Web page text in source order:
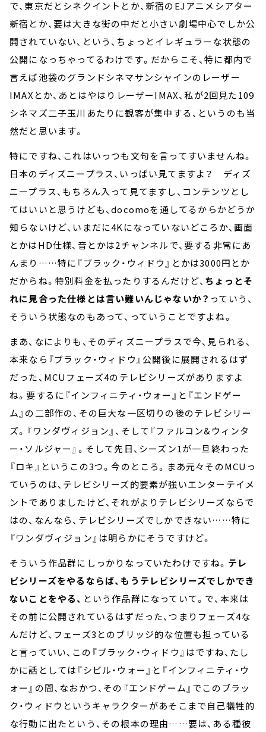
で、東京だとシネクイントとか、新宿のEJアニメシアター
新宿とか、要は大きな街の中だと小さい劇場中心でしか公
開されていない、という、ちょっとイレギュラーな状態の
公開になっちゃってるわけです。だからこそ、特に都内で
言えば池袋のグランドシネマサンシャインのレーザー
IMAXとか、あとはやはりレーザーIMAX、私が2回見た109
シネマズ二子玉川あたりに観客が集中する、というのも当
然だと思います。
特にですね、これはいっつも文句を言ってすいませんね。
日本のディズニープラス、いっぱい見てますよ？ ディズ
ニープラス、もちろん入って見てますし、コンテンツとし
てはいいと思うけども、docomoを通してるからかどうか
知らないけど、いまだに4Kになっていないどころか、画面
とかはHD仕様、音とかは2チャンネルで、要する非常にあ
んまり……特に『ブラック・ウィドウ』とかは3000円とか
だからね。特別料金を払ったりするんだけど、 ちょっとそ
れに見合った仕様とは言い難いんじゃないか？ っていう、
そういう状態なのもあって、っていうことですよね。
まあ、なによりも、そのディズニープラスで今、見られる、
本来なら『ブラック・ウィドウ』公開後に展開されるはず
だった、MCUフェーズ4のテレビシリーズがありますよ
ね。要するに『インフィニティ・ウォー』と『エンドゲー
ム』の二部作の、その巨大な一区切りの後のテレビシリー
ズ。『ワンダヴィジョン』、そして『ファルコン&ウィンタ
ー・ソルジャー』。そして先日、シーズン1が一旦終わった
『ロキ』というこの3つ。今のところ。まあ元々そのMCUっ
ていうのは、テレビシリーズ的要素が強いエンターテイメ
ントでありましたけど、それがよりテレビシリーズならで
はの、なんなら、テレビシリーズでしかできない……特に
『ワンダヴィジョン』は明らかにそうですけど。
そういう作品群にしっかりなっていたわけですね。 テレ
ビシリーズをやるならば、もうテレビシリーズでしかでき
ないことをやる、 という作品群になっていて。で、本来は
その前に公開されているはずだった、つまりフェーズ4な
んだけど、フェーズ3とのブリッジ的な位置も担っている
と言っていい、この『ブラック・ウィドウ』はですね、たし
かに話としては『シビル・ウォー』と『インフィニティ・ウ
ォー』の間、なおかつ、その『エンドゲーム』でこのブラッ
ク・ウィドウというキャラクターがあそこまで自己犠牲的
な行動に出たという、その根本の理由……要は、ある種彼